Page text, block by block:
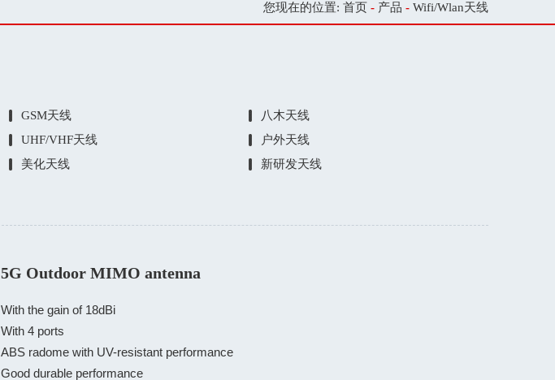
您现在的位置: 首页 - 产品 - Wifi/Wlan天线
GSM天线
八木天线
UHF/VHF天线
户外天线
美化天线
新研发天线
5G Outdoor MIMO antenna
With the gain of 18dBi
With 4 ports
ABS radome with UV-resistant performance
Good durable performance